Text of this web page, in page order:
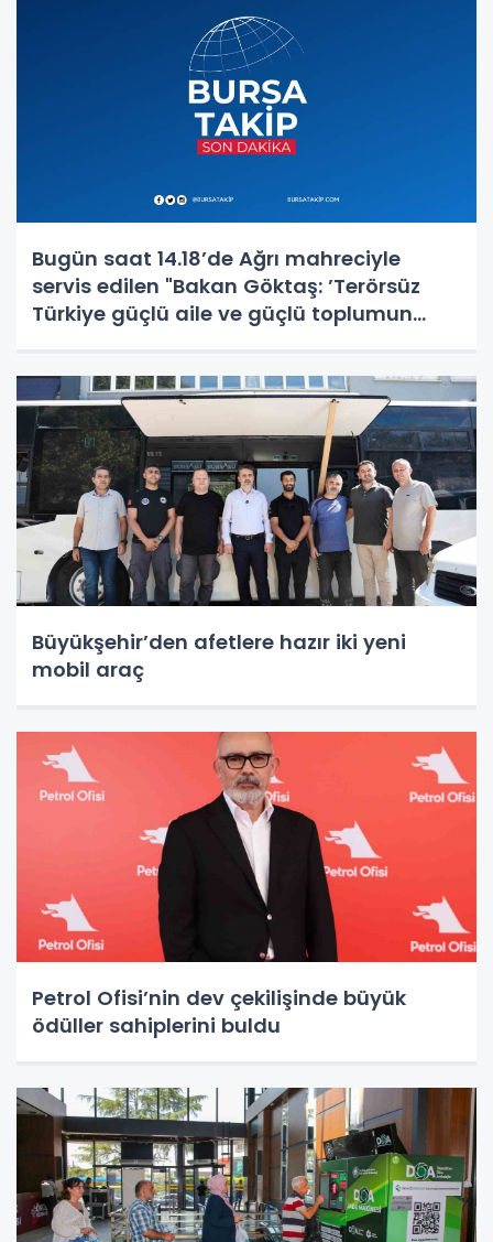
Bugün saat 14.18’de Ağrı mahreciyle
servis edilen "Bakan Göktaş: ’Terörsüz
Türkiye güçlü aile ve güçlü toplumun
kaynağından iptal edilmiştir. Özür diler,
haberde an itibariyle mevcut
Büyükşehir’den afetlere hazır iki yeni
mobil araç
Petrol Ofisi’nin dev çekilişinde büyük
ödüller sahiplerini buldu